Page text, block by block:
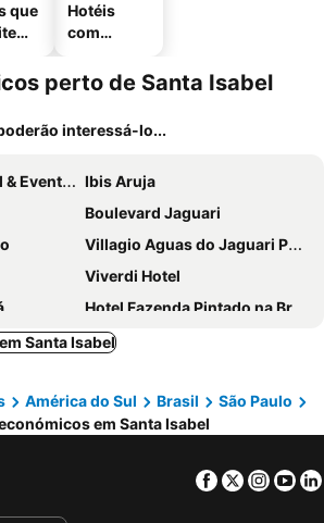
que
Hotéis
com
mento
perto de Santa Isabel
interessá-lo...
Eventos
Ibis Aruja
Boulevard Jaguari
Villagio Aguas do Jaguari Pousada
Viverdi Hotel
Hotel Fazenda Pintado na Brasa
Santa Isabel
América do Sul Brasil
São Paulo
em Santa Isabel
Facebook
Twitter